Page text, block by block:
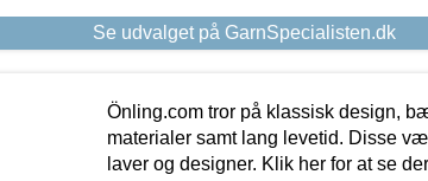
Se udvalget på GarnSpecialisten.dk
Önling.com tror på klassisk design,
materialer samt lang levetid. Disse
laver og designer. Klik her for at se